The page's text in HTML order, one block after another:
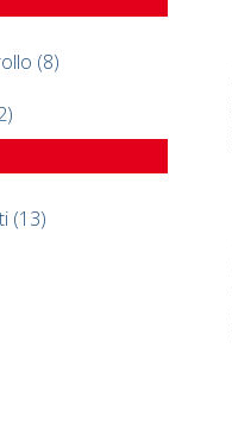
(8)
(13)